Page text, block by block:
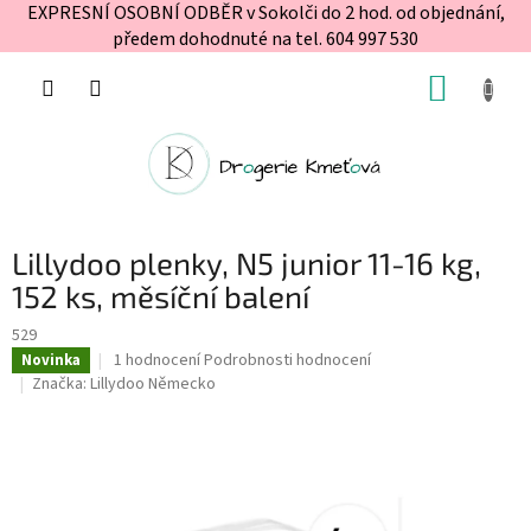
EXPRESNÍ OSOBNÍ ODBĚR v Sokolči do 2 hod. od objednání,
předem dohodnuté na tel. 604 997 530
Lillydoo plenky, N5 junior 11-16 kg,
152 ks, měsíční balení
529
Novinka
Průměrné
hodnocení
1 hodnoceníPodrobnosti hodnocení
Značka: Lillydoo Německo